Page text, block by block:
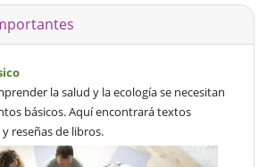
la salud y la ecología se necesitan
básicos. Aquí encontrará textos
reseñas de libros.